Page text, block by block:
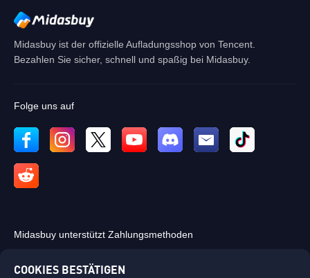
Midasbuy ist der offizielle Aufladungsshop von Tencent.
Bezahlen Sie sicher, schnell und spaßig bei Midasbuy.
Folge uns auf
Midasbuy unterstützt Zahlungsmethoden
COOKIES BESTÄTIGEN